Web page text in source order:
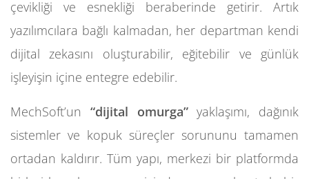
çevikliği ve esnekliği beraberinde getirir. Artık
yazılımcılara bağlı kalmadan, her departman kendi
dijital zekasını oluşturabilir, eğitebilir ve günlük
işleyişin içine entegre edebilir.
MechSoft’un “dijital omurga”yaklaşımı, dağınık
sistemler ve kopuk süreçler sorununu tamamen
ortadan kaldırır. Tüm yapı, merkezi bir platformda